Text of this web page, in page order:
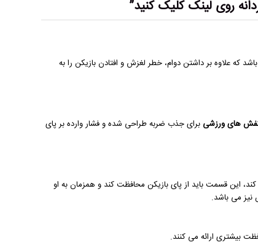
روی لینک کلیک کنید”
علاوه بر داشتن دوام، خطر لغزش و افتادن بازیکن را به
های ورزشی برای جذب ضربه طراحی شده و فشار وارده بر پای
این قسمت باید از پای بازیکن محافظت کند و همزمان به او
می باشد.
بیشتری ارائه می کنند.